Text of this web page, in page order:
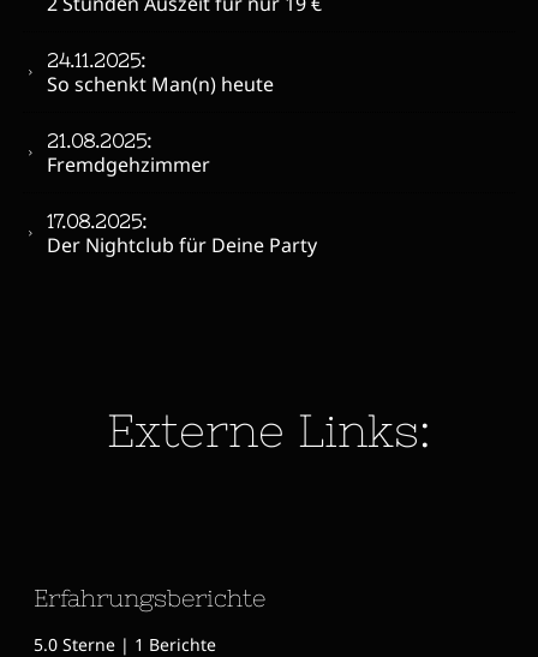
24.11.2025:
So schenkt Man(n) heute
21.08.2025:
Fremdgehzimmer
17.08.2025:
Der Nightclub für Deine Party
Externe Links:
Limousinen-
Erfahrungsberichte
5.0 Sterne | 1 Berichte